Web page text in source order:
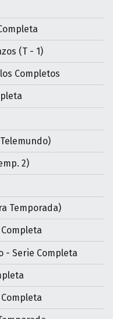
(T - 1)
Completos
2)
Temporada)
- Serie Completa